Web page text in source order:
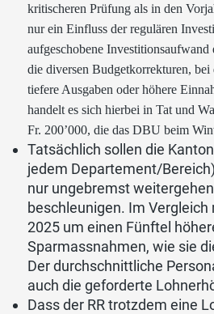
kritischeren Prüfung als in den
nur ein Einfluss der regulären
aufgeschobene
die diversen Budgetkorrekturen, bei
tiefere Ausgaben oder höhere
handelt es sich hierbei in Tat und
Fr. 200’000, die das DBU beim
Tatsächlich sollen die
jedem Departement/
nur ungebremst
beschleunigen. Im
2025 um einen Fünftel
Sparmassnahmen, wie sie
Der durchschnittliche
auch die geforderte
Dass der RR trotzdem eine